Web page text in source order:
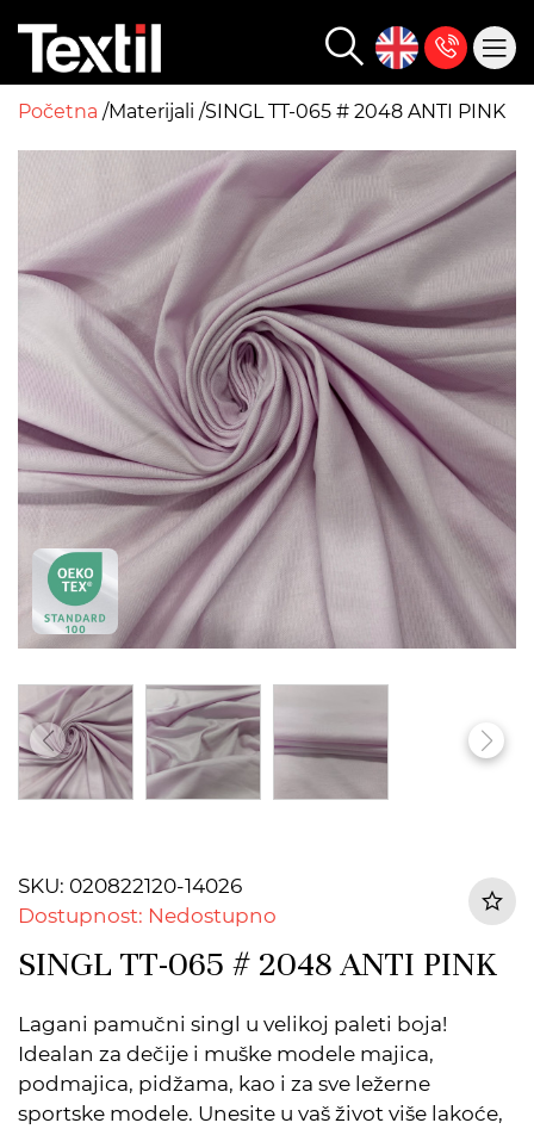
Početna Materijali SINGL TT-065 # 2048 ANTI PINK
SKU: 020822120-14026
Dostupnost: Nedostupno
SINGL TT-065 # 2048 ANTI PINK
Lagani pamučni singl u velikoj paleti boja!
Idealan za dečije i muške modele majica,
podmajica, pidžama, kao i za sve ležerne
sportske modele. Unesite u vaš život više lakoće,